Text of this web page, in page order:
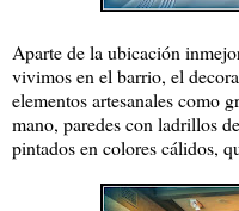
Aparte de la ubicación
vivimos en el barrio, el
elementos artesanales como
mano, paredes con ladrillos
pintados en colores cálidos,